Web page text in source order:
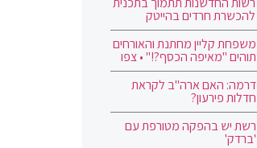
להכשרת חרדים בהייטק
משפחת קליין מחתנת והאורחים
תוהים "מאיפה הכסף?!" • צפו
דרמה: האם ארה"ב לקראת
חדלות פירעון?
רשת יש בהפקה מטורפת עם
'ברדק'